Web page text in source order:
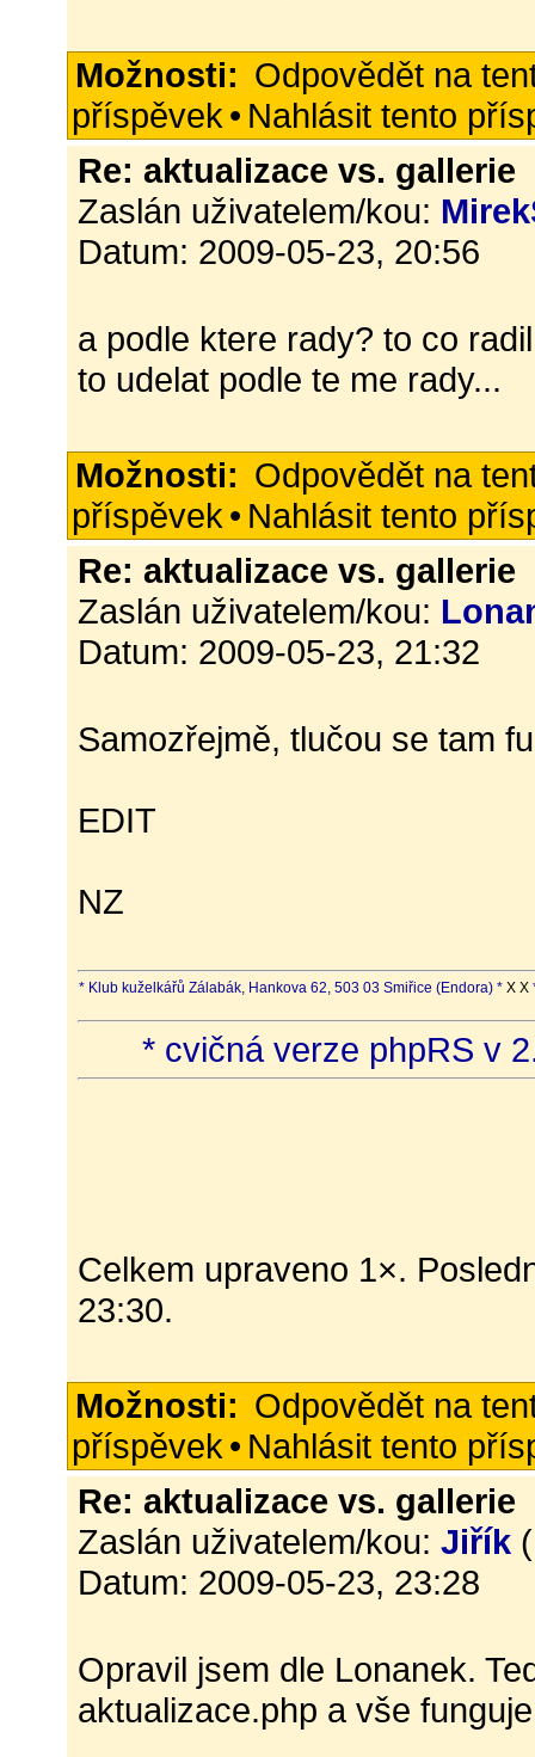
Možnosti: Odpovědět na
příspěvek • Nahlásit tento
Re: aktualizace vs. gallerie
Zaslán uživatelem/kou:
Datum: 2009-05-23, 20:56
a podle ktere rady? to co
to udelat podle te me rady...
Možnosti: Odpovědět na
příspěvek • Nahlásit tento
Re: aktualizace vs. gallerie
Zaslán uživatelem/kou:
Datum: 2009-05-23, 21:32
Samozřejmě, tlučou se tam
EDIT
NZ
* Klub kuželkářů Zálabák, Hankova 62, 503 03 Smiřice (Endora) *X X
* cvičná verze phpRS v
Celkem upraveno 1×.
23:30.
Možnosti: Odpovědět na
příspěvek • Nahlásit tento
Re: aktualizace vs. gallerie
Zaslán uživatelem/kou:Jiřík
Datum: 2009-05-23, 23:28
Opravil jsem dle Lonanek.
aktualizace.php a vše